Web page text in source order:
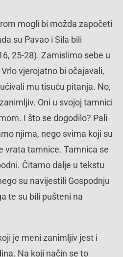
mogli bi možda započeti
su Pavao i Sila bili
25-28). Zamislimo sebe u
vjerojatno bi očajavali,
mu tisuću pitanja. No,
Oni u svojoj tamnici
I što se dogodilo? Pali
njima, nego svima koji su
vrata tamnice. Tamnica se
Čitamo dalje u tekstu
su navijestili Gospodnju
te su bili pušteni na
je meni zanimljiv jest i
Na koji način se to